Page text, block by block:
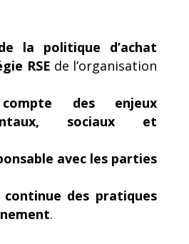
la politique d’achat
RSE de l’organisation
des enjeux
sociaux et
avec les parties
des pratiques
.